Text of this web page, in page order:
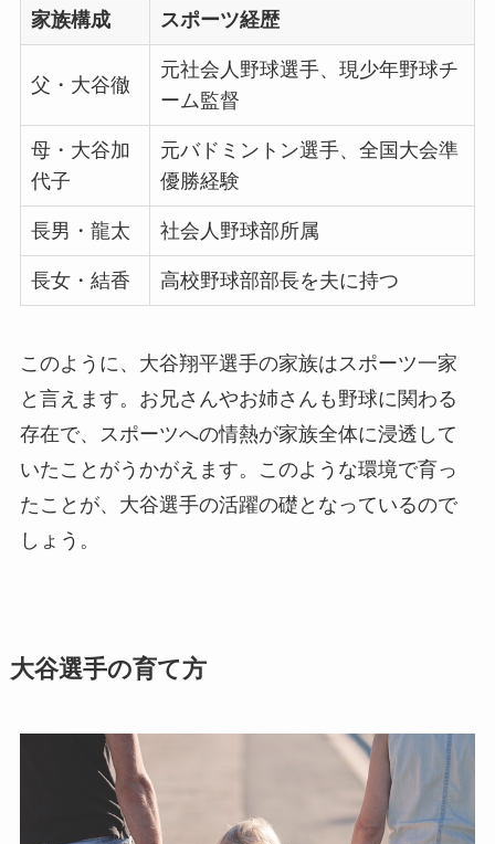
家族構成 スポーツ経歴
父・大谷徹
元社会人野球選手、現少年野球チ
ーム監督
母・大谷加
代子
元バドミントン選手、全国大会準
優勝経験
長男・龍太 社会人野球部所属
長女・結香 高校野球部部長を夫に持つ
このように、大谷翔平選手の家族はスポーツ一家
と言えます。お兄さんやお姉さんも野球に関わる
存在で、スポーツへの情熱が家族全体に浸透して
いたことがうかがえます。このような環境で育っ
たことが、大谷選手の活躍の礎となっているので
しょう。
大谷選手の育て方